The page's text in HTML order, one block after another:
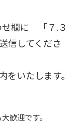
せ欄に 「７.３
信してくださ
をいたします。
歓迎です。